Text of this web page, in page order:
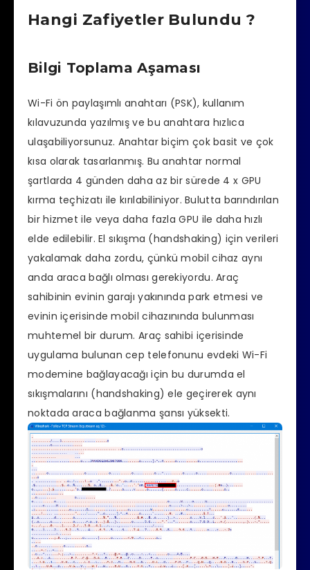
Hangi Zafiyetler Bulundu ?
Bilgi Toplama Aşaması
Wi-Fi ön paylaşımlı anahtarı (PSK), kullanım
kılavuzunda yazılmış ve bu anahtara hızlıca
ulaşabiliyorsunuz. Anahtar biçim çok basit ve çok
kısa olarak tasarlanmış. Bu anahtar normal
şartlarda 4 günden daha az bir sürede 4 x GPU
kırma teçhizatı ile kırılabiliniyor. Bulutta barındırılan
bir hizmet ile veya daha fazla GPU ile daha hızlı
elde edilebilir. El sıkışma (handshaking) için verileri
yakalamak daha zordu, çünkü mobil cihaz aynı
anda araca bağlı olması gerekiyordu. Araç
sahibinin evinin garajı yakınında park etmesi ve
evinin içerisinde mobil cihazınında bulunması
muhtemel bir durum. Araç sahibi içerisinde
uygulama bulunan cep telefonunu evdeki Wi-Fi
modemine bağlayacağı için bu durumda el
sıkışmalarını (handshaking) ele geçirerek aynı
noktada araca bağlanma şansı yüksekti.